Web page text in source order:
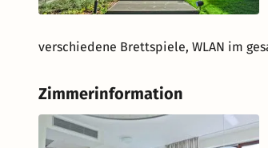
verschiedene Brettspiele, WLAN im
Zimmerinformation